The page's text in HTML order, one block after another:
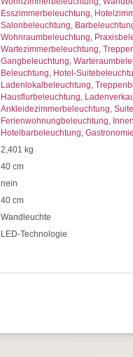
Esszimmerbeleuchtung,
Salonbeleuchtung,
Wohnraumbeleuchtung,
Wartezimmerbeleuchtung,
Gangbeleuchtung,
Beleuchtung, Hotel-
Ladenlokalbeleuchtung,
Hausflurbeleuchtung,
Ankleidezimmerbeleuchtung,
Ferienwohnungbeleuchtung,
Hotelbarbeleuchtung,
2,401 kg
40 cm
nein
40 cm
Wandleuchte
LED-Technologie